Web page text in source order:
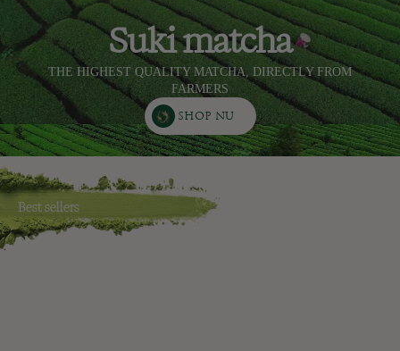
Suki matcha
THE HIGHEST QUALITY MATCHA, DIRECTLY FROM
FARMERS
SHOP NU
Best sellers